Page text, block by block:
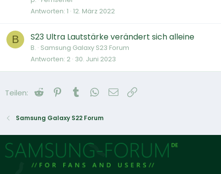
Antworten 1 12. März 2022
B S23 Ultra Lautstärke verändert sich alleine
B. Samsung Galaxy S23 Forum
Antworten 2 30. Juni 2023
Teilen: Reddit Pinterest
Tumblr WhatsApp
E-Mail
Samsung Galaxy S22 Forum